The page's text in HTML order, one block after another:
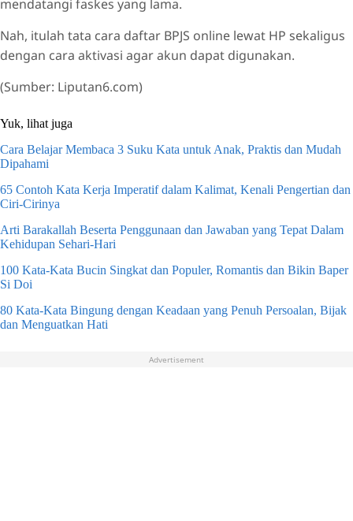
mendatangi faskes yang lama.
Nah, itulah tata cara daftar BPJS online lewat HP sekaligus
dengan cara aktivasi agar akun dapat digunakan.
(Sumber: Liputan6.com)
Yuk, lihat juga
Cara Belajar Membaca 3 Suku Kata untuk Anak, Praktis dan Mudah
Dipahami
65 Contoh Kata Kerja Imperatif dalam Kalimat, Kenali Pengertian dan
Ciri-Cirinya
Arti Barakallah Beserta Penggunaan dan Jawaban yang Tepat Dalam
Kehidupan Sehari-Hari
100 Kata-Kata Bucin Singkat dan Populer, Romantis dan Bikin Baper
Si Doi
80 Kata-Kata Bingung dengan Keadaan yang Penuh Persoalan, Bijak
dan Menguatkan Hati
Advertisement